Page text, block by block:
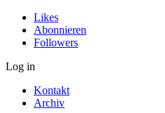
Likes
Abonnieren
Followers
Log in
Kontakt
Archiv